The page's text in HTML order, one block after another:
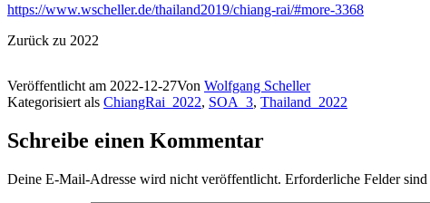
https://www.wscheller.de/thailand2019/chiang-rai/#more-3368
Zurück zu 2022
Veröffentlicht am 2022-12-27Von Wolfgang Scheller
Kategorisiert als ChiangRai_2022, SOA_3, Thailand_2022
Schreibe einen Kommentar
Deine E-Mail-Adresse wird nicht veröffentlicht. Erforderliche Felder